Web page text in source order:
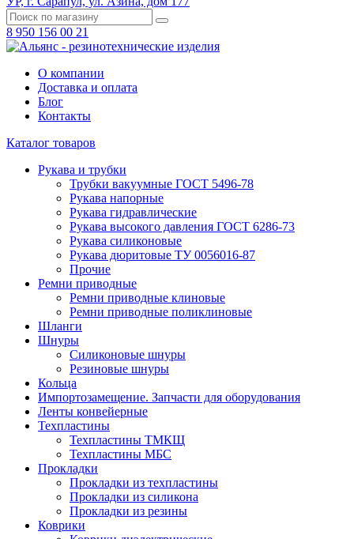
8 950 156 00 21
О компании
Доставка и оплата
Блог
Контакты
Каталог товаров
Рукава и трубки
Трубки вакуумные ГОСТ 5496-78
Рукава напорные
Рукава гидравлические
Рукава высокого давления ГОСТ 6286-73
Рукава силиконовые
Рукава дюритовые ТУ 0056016-87
Прочие
Ремни приводные
Ремни приводные клиновые
Ремни приводные поликлиновые
Шланги
Шнуры
Силиконовые шнуры
Резиновые шнуры
Кольца
Импортозамещение. Запчасти для оборудования
Ленты конвейерные
Техпластины
Техпластины ТМКЩ
Техпластины МБС
Прокладки
Прокладки из техпластины
Прокладки из силикона
Прокладки из резины
Коврики